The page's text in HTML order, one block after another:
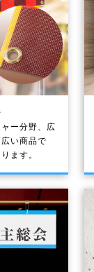
ー分野、広
い商品で
ます。